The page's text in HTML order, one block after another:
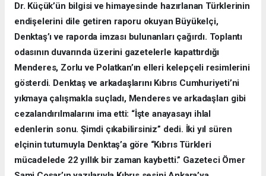
Dr. Küçük’ün bilgisi ve himayesinde hazırlanan Türklerinin
endişelerini dile getiren raporu okuyan Büyükelçi,
Denktaş’ı ve raporda imzası bulunanları çağırdı. Toplantı
odasının duvarında üzerini gazetelerle kapattırdığı
Menderes, Zorlu ve Polatkan’ın elleri kelepçeli resimlerini
gösterdi. Denktaş ve arkadaşlarını Kıbrıs Cumhuriyeti’ni
yıkmaya çalışmakla suçladı, Menderes ve arkadaşları gibi
cezalandırılmalarını ima etti: “İşte anayasayı ihlal
edenlerin sonu. Şimdi çıkabilirsiniz” dedi. İki yıl süren
elçinin tutumuyla Denktaş’a göre “Kıbrıs Türkleri
mücadelede 22 yıllık bir zaman kaybetti.” Gazeteci Ömer